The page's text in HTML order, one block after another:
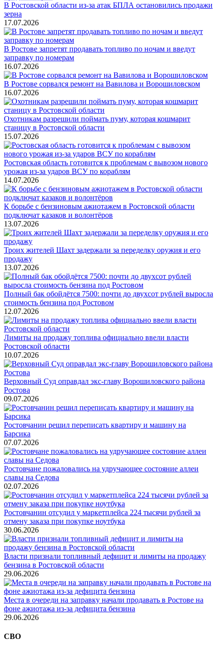
В Ростовской области из-за атак БПЛА остановились продажи
зерна
17.07.2026
В Ростове запретят продавать топливо по ночам и введут
заправку по номерам
16.07.2026
В Ростове сорвался ремонт на Вавилова и Ворошиловском
16.07.2026
Охотникам разрешили поймать пуму, которая кошмарит
станицу в Ростовской области
15.07.2026
Ростовская область готовится к проблемам с вывозом нового
урожая из-за ударов ВСУ по кораблям
14.07.2026
К борьбе с бензиновым ажиотажем в Ростовской области
подключат казаков и волонтёров
13.07.2026
Троих жителей Шахт задержали за переделку оружия и его
продажу
13.07.2026
Полный бак обойдётся 7500: почти до двухсот рублей выросла
стоимость бензина под Ростовом
12.07.2026
Лимиты на продажу топлива официально ввели власти
Ростовской области
10.07.2026
Верховный Суд оправдал экс-главу Ворошиловского района
Ростова
09.07.2026
Ростовчанин решил переписать квартиру и машину на
Барсика
07.07.2026
Ростовчане пожаловались на удручающее состояние аллеи
славы на Седова
02.07.2026
Ростовчанин отсудил у маркетплейса 224 тысячи рублей за
отмену заказа при покупке ноутбука
30.06.2026
Власти признали топливный дефицит и лимиты на продажу
бензина в Ростовской области
29.06.2026
Места в очереди на заправку начали продавать в Ростове на
фоне ажиотажа из-за дефицита бензина
29.06.2026
СВО